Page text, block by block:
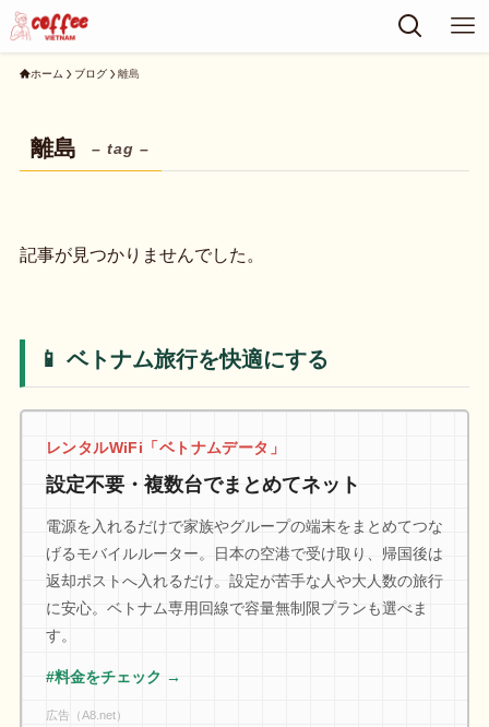
ホーム ブログ 離島
離島 – tag –
記事が見つかりませんでした。
📱 ベトナム旅行を快適にする
レンタルWiFi「ベトナムデータ」
設定不要・複数台でまとめてネット
電源を入れるだけで家族やグループの端末をまとめてつな
げるモバイルルーター。日本の空港で受け取り、帰国後は
返却ポストへ入れるだけ。設定が苦手な人や大人数の旅行
に安心。ベトナム専用回線で容量無制限プランも選べま
す。
#料金をチェック →
広告（A8.net）